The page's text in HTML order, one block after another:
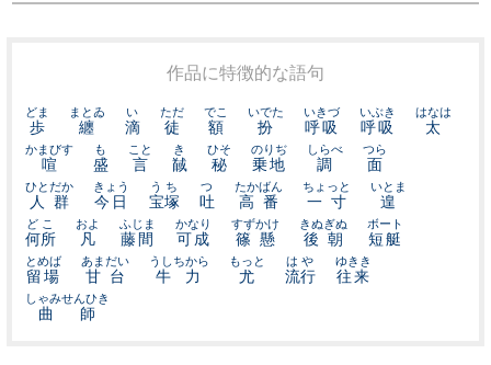
作品に特徴的な語句
歩
どま
纏
まとゐ
滴
い
徒
ただ
額
でこ
扮
いでた
呼吸
いきづ
呼吸
いぶき
太
はなは
喧
かまびす
盛
も
言
こと
馘
き
秘
ひそ
乗地
のりぢ
調
しらべ
面
つら
人群
ひとだか
今日
きょう
宝塚
うち
吐
つ
高番
たかばん
一寸
ちょっと
遑
いとま
何所
どこ
凡
およ
藤間
ふじま
可成
かなり
篠懸
すずかけ
後朝
きぬぎぬ
短艇
ボート
留場
とめば
甘台
あまだい
牛力
うしちから
尤
もっと
流行
はや
往来
ゆきき
曲師
しゃみせんひき